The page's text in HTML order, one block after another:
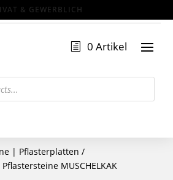
0 Artikel
| Pflasterplatten /
MUSCHELKAK